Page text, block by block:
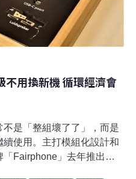
用換新機 循環經濟會
是「整組壞了了」，而是
使用。主打模組化設計和
Fairphone」去年推出第